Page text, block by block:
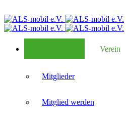
Verein
Mitglieder
Mitglied werden